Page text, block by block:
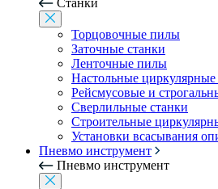
Станки
Торцовочные пилы
Заточные станки
Ленточные пилы
Настольные
Рейсмусовые и
Сверлильные станки
Строительные
Установки всасывания
Пневмо инструмент
Пневмо инструмент